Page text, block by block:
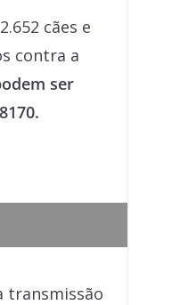
cães e
contra a
ser
transmissão